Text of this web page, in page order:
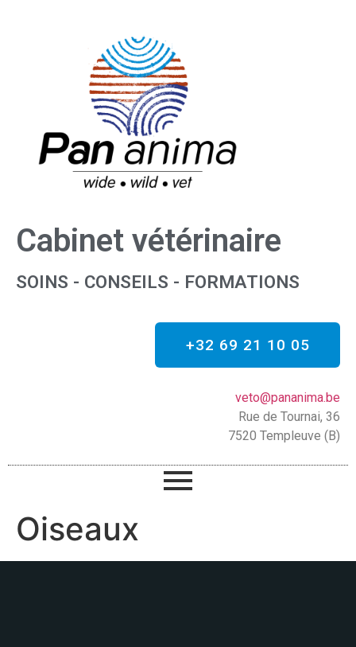
Cabinet vétérinaire
SOINS - CONSEILS - FORMATIONS
+32 69 21 10 05
veto@pananima.be
Rue de Tournai, 36
7520 Templeuve (B)
Oiseaux